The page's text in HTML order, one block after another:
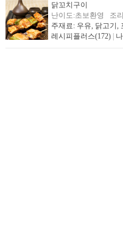
닭꼬치구이
난이도:초보환영 조
주재료: 우유, 닭고기,
레시피플러스(172)